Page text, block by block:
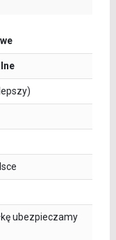
ubezpieczamy